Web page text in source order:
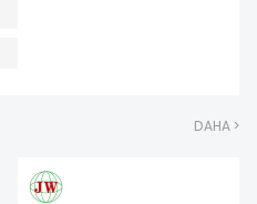
DAHA >